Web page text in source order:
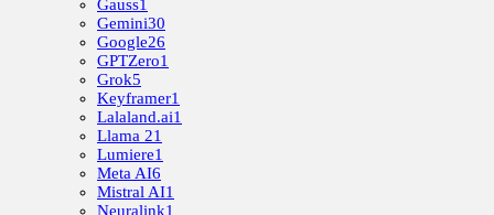
Gauss1
Gemini30
Google26
GPTZero1
Grok5
Keyframer1
Lalaland.ai1
Llama 21
Lumiere1
Meta AI6
Mistral AI1
Neuralink1